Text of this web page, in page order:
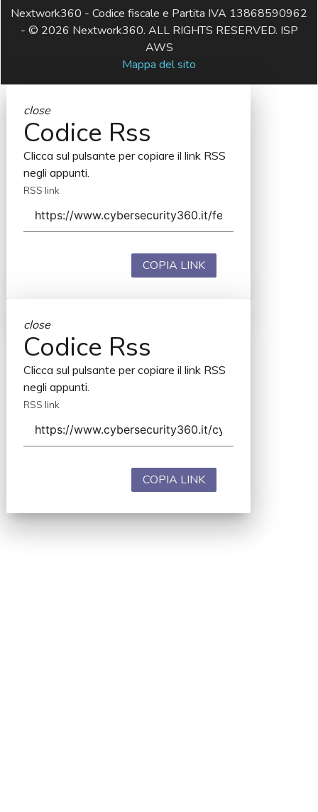
Nextwork360 - Codice fiscale e Partita IVA 13868590962
- © 2026 Nextwork360. ALL RIGHTS RESERVED. ISP
AWS
Mappa del sito
close
Codice Rss
Clicca sul pulsante per copiare il link RSS
negli appunti.
RSS link
COPIA LINK
close
Codice Rss
Clicca sul pulsante per copiare il link RSS
negli appunti.
RSS link
COPIA LINK